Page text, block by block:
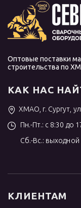
Оптовые поставки
строительства по
КАК НАС
ХМАО, г. Сургут,
Пн.-Пт.: с 8:30 до
Сб.-Вс.: выходной
КЛИЕНТАМ